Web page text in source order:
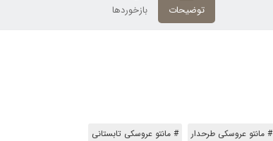
توضیحات بازخوردها
# مانتو عروسکی طرحدار # مانتو عروسکی تابستانی